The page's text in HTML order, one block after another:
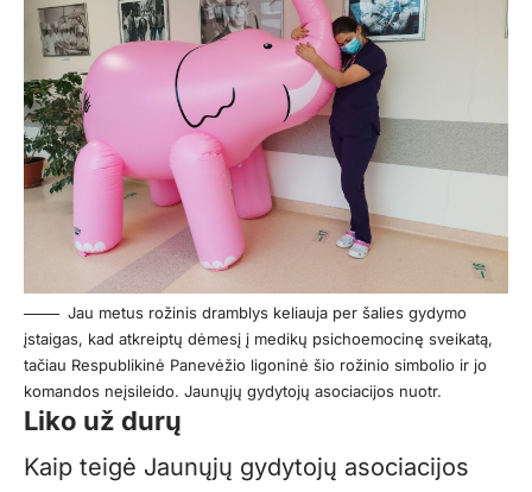
Jau metus rožinis dramblys keliauja per šalies gydymo
įstaigas, kad atkreiptų dėmesį į medikų psichoemocinę sveikatą,
tačiau Respublikinė Panevėžio ligoninė šio rožinio simbolio ir jo
komandos neįsileido. Jaunųjų gydytojų asociacijos nuotr.
Liko už durų
Kaip teigė Jaunųjų gydytojų asociacijos